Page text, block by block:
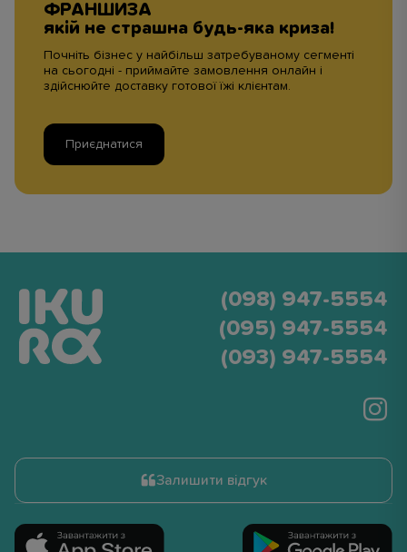
ФРАНШИЗА
якій не страшна будь-яка криза!
Почніть бізнес у найбільш затребуваному сегменті
на сьогодні - приймайте замовлення онлайн і
здійснюйте доставку готової їжі клієнтам.
Приєднатися
(098) 947-5554
(095) 947-5554
(093) 947-5554
Залишити відгук